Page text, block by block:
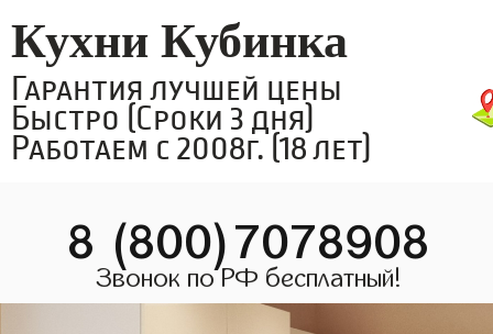
Кухни Кубинка
Гарантия лучшей цены
Быстро (Сроки 3 дня)
Работаем с 2008г. (18 лет)
8 (800)7078908
Звонок по РФ бесплатный!